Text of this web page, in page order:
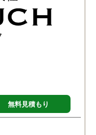
無料見積もり